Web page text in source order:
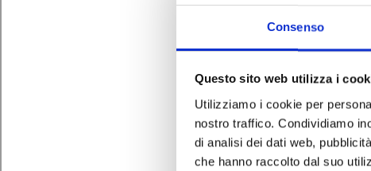
Consenso
Questo sito web utilizza i
Utilizziamo i cookie per
nostro traffico. Condividiamo
di analisi dei dati web,
che hanno raccolto dal suo